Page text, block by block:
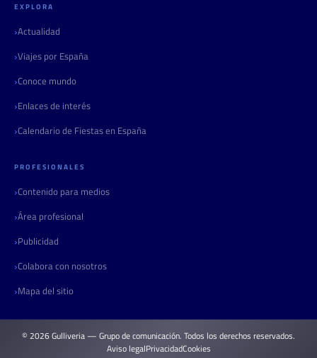
EXPLORA
Actualidad
Viajes por España
Conoce mundo
Enlaces de interés
Calendario de Fiestas en España
PROFESIONALES
Contenido para medios
Área profesional
Publicidad
Colabora con nosotros
Mapa del sitio
© 2026 Gulliveria — Grupo de comunicación. Todos los derechos reservados.
Aviso legalPrivacidadCookies